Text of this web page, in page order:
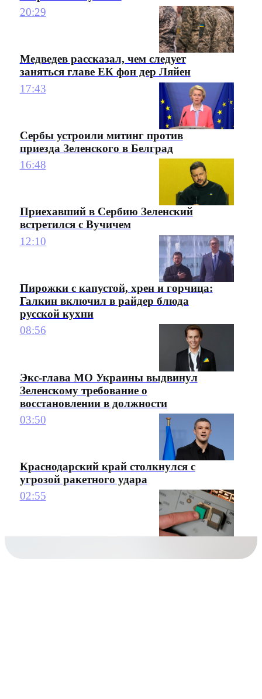
20:29
Медведев рассказал, чем следует
заняться главе ЕК фон дер Ляйен
17:43
Сербы устроили митинг против
приезда Зеленского в Белград
16:48
Приехавший в Сербию Зеленский
встретился с Вучичем
12:10
Пирожки с капустой, хрен и горчица:
Галкин включил в райдер блюда
русской кухни
08:56
Экс-глава МО Украины выдвинул
Зеленскому требование о
восстановлении в должности
03:50
Краснодарский край столкнулся с
угрозой ракетного удара
02:55